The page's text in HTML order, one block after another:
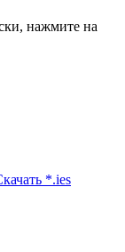
нажмите на
*.ies